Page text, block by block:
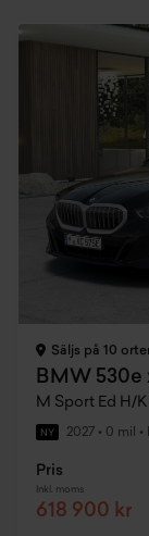
Säljs på 10
BMW 530e
M Sport Ed H/
NY 2027 • 0 mil •
Pris
Inkl. moms
618 900 kr